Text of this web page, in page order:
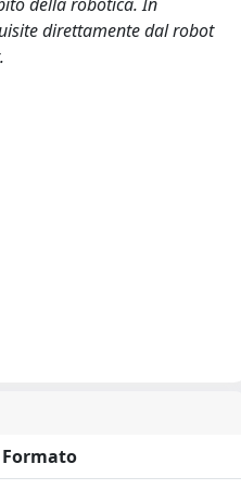
direttamente dal robot
Formato